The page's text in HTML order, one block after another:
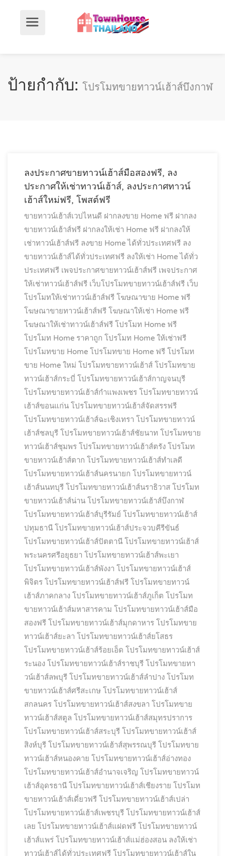
ป้ายกำกับ: โปรโมทขายทาวน์เฮ้าส์บึงกาฬ
ลงประกาศขายทาวน์เฮ้าส์มือสองฟรี, ลง
ประกาศให้เช่าทาวน์เฮ้าส์, ลงประกาศทาวน์
เฮ้าส์ใหม่ฟรี, โพสต์ฟรี
ขายทาวน์เฮ้าส์เวปไหนดี ฝากลงขาย Home ฟรี ฝากลง
ขายทาวน์เฮ้าส์ฟรี ฝากลงให้เช่า Home ฟรี ฝากลงให้
เช่าทาวน์เฮ้าส์ฟรี ลงขาย Home ได้ทั่วประเทศฟรี ลง
ขายทาวน์เฮ้าส์ได้ทั่วประเทศฟรี ลงให้เช่า Home ได้ทั่ว
ประเทศฟรี เพจประกาศขายทาวน์เฮ้าส์ฟรี เพจประกาศ
ให้เช่าทาวน์เฮ้าส์ฟรี เว็บโปรโมทขายทาวน์เฮ้าส์ฟรี เว็บ
โปรโมทให้เช่าทาวน์เฮ้าส์ฟรี โฆษณาขาย Home ฟรี
โฆษณาขายทาวน์เฮ้าส์ฟรี โฆษณาให้เช่า Home ฟรี
โฆษณาให้เช่าทาวน์เฮ้าส์ฟรี โปรโมท Home ฟรี
โปรโมท Home ราคาถูก โปรโมท Home ให้เช่าฟรี
โปรโมทขาย Home โปรโมทขาย Home ฟรี โปรโมท
ขาย Home ใหม่ โปรโมทขายทาวน์เฮ้าส์ โปรโมทขาย
ทาวน์เฮ้าส์กระบี่ โปรโมทขายทาวน์เฮ้าส์กาญจนบุรี
โปรโมทขายทาวน์เฮ้าส์กำแพงเพชร โปรโมทขายทาวน์
เฮ้าส์ขอนแก่น โปรโมทขายทาวน์เฮ้าส์จัดสรรฟรี
โปรโมทขายทาวน์เฮ้าส์ฉะเชิงเทรา โปรโมทขายทาวน์
เฮ้าส์ชลบุรี โปรโมทขายทาวน์เฮ้าส์ชัยนาท โปรโมทขาย
ทาวน์เฮ้าส์ชุมพร โปรโมทขายทาวน์เฮ้าส์ตรัง โปรโมท
ขายทาวน์เฮ้าส์ตาก โปรโมทขายทาวน์เฮ้าส์ทำเลดี
โปรโมทขายทาวน์เฮ้าส์นครนายก โปรโมทขายทาวน์
เฮ้าส์นนทบุรี โปรโมทขายทาวน์เฮ้าส์นราธิวาส โปรโมท
ขายทาวน์เฮ้าส์น่าน โปรโมทขายทาวน์เฮ้าส์บึงกาฬ
โปรโมทขายทาวน์เฮ้าส์บุรีรัมย์ โปรโมทขายทาวน์เฮ้าส์
ปทุมธานี โปรโมทขายทาวน์เฮ้าส์ประจวบคีรีขันธ์
โปรโมทขายทาวน์เฮ้าส์ปัตตานี โปรโมทขายทาวน์เฮ้าส์
พระนครศรีอยุธยา โปรโมทขายทาวน์เฮ้าส์พะเยา
โปรโมทขายทาวน์เฮ้าส์พังงา โปรโมทขายทาวน์เฮ้าส์
พิจิตร โปรโมทขายทาวน์เฮ้าส์ฟรี โปรโมทขายทาวน์
เฮ้าส์ภาคกลาง โปรโมทขายทาวน์เฮ้าส์ภูเก็ต โปรโมท
ขายทาวน์เฮ้าส์มหาสารคาม โปรโมทขายทาวน์เฮ้าส์มือ
สองฟรี โปรโมทขายทาวน์เฮ้าส์มุกดาหาร โปรโมทขาย
ทาวน์เฮ้าส์ยะลา โปรโมทขายทาวน์เฮ้าส์ยโสธร
โปรโมทขายทาวน์เฮ้าส์ร้อยเอ็ด โปรโมทขายทาวน์เฮ้าส์
ระนอง โปรโมทขายทาวน์เฮ้าส์ราชบุรี โปรโมทขายทา
วน์เฮ้าส์ลพบุรี โปรโมทขายทาวน์เฮ้าส์ลำปาง โปรโมท
ขายทาวน์เฮ้าส์ศรีสะเกษ โปรโมทขายทาวน์เฮ้าส์
สกลนคร โปรโมทขายทาวน์เฮ้าส์สงขลา โปรโมทขาย
ทาวน์เฮ้าส์สตูล โปรโมทขายทาวน์เฮ้าส์สมุทรปราการ
โปรโมทขายทาวน์เฮ้าส์สระบุรี โปรโมทขายทาวน์เฮ้าส์
สิงห์บุรี โปรโมทขายทาวน์เฮ้าส์สุพรรณบุรี โปรโมทขาย
ทาวน์เฮ้าส์หนองคาย โปรโมทขายทาวน์เฮ้าส์อ่างทอง
โปรโมทขายทาวน์เฮ้าส์อำนาจเจริญ โปรโมทขายทาวน์
เฮ้าส์อุดรธานี โปรโมทขายทาวน์เฮ้าส์เชียงราย โปรโมท
ขายทาวน์เฮ้าส์เดี่ยวฟรี โปรโมทขายทาวน์เฮ้าส์เปล่า
โปรโมทขายทาวน์เฮ้าส์เพชรบุรี โปรโมทขายทาวน์เฮ้าส์
เลย โปรโมทขายทาวน์เฮ้าส์แฝดฟรี โปรโมทขายทาวน์
เฮ้าส์แพร่ โปรโมทขายทาวน์เฮ้าส์แม่ฮ่องสอน ลงให้เช่า
ทาวน์เฮ้าส์ได้ทั่วประเทศฟรี โปรโมทขายทาวน์เฮ้าส์ใน